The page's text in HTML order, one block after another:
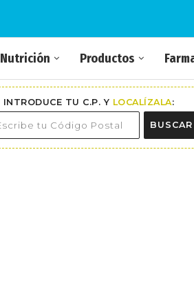
Nutrición Productos
INTRODUCE TU C.P. Y LOCALÍZALA:
BUSCAR